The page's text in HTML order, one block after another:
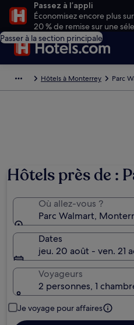
Passez à l’appli
Économisez encore plus
20 % de remise sur une
Passer à la section principale
Hôtels à Monterrey Parc
Hôtels près de :
Où allez-vous ?
Parc Walmart,
Dates
jeu. 20 août - ven. 21
Voyageurs
2 personnes, 1
Je voyage pour affaires